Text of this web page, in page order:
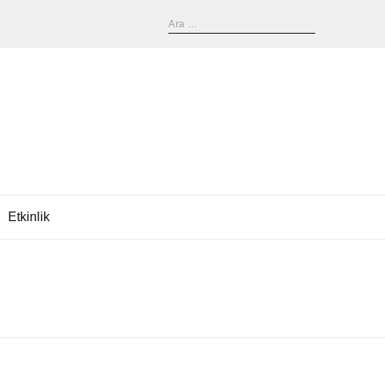
Etkinlik